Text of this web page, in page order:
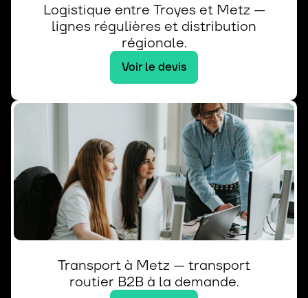
Logistique entre Troyes et Metz —
lignes régulières et distribution
régionale.
Voir le devis
Transport à Metz — transport
routier B2B à la demande.